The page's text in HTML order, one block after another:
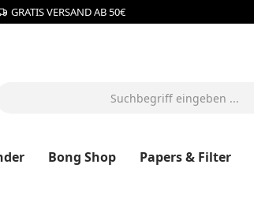
GRATIS VERSAND AB 50€
Bong Shop Papers & Filter